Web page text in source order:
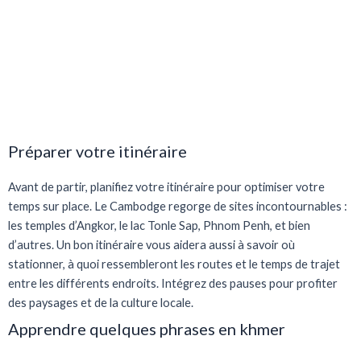
Préparer votre itinéraire
Avant de partir, planifiez votre itinéraire pour optimiser votre
temps sur place. Le Cambodge regorge de sites incontournables :
les temples d’Angkor, le lac Tonle Sap, Phnom Penh, et bien
d’autres. Un bon itinéraire vous aidera aussi à savoir où
stationner, à quoi ressembleront les routes et le temps de trajet
entre les différents endroits. Intégrez des pauses pour profiter
des paysages et de la culture locale.
Apprendre quelques phrases en khmer